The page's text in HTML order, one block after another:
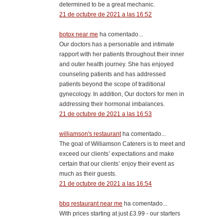
determined to be a great mechanic.
21 de octubre de 2021 a las 16:52
botox near me ha comentado...
Our doctors has a personable and intimate
rapport with her patients throughout their inner
and outer health journey. She has enjoyed
counseling patients and has addressed
patients beyond the scope of traditional
gynecology. In addition, Our doctors for men in
addressing their hormonal imbalances.
21 de octubre de 2021 a las 16:53
williamson's restaurantha comentado...
The goal of Williamson Caterers is to meet and
exceed our clients’ expectations and make
certain that our clients’ enjoy their event as
much as their guests.
21 de octubre de 2021 a las 16:54
bbq restaurant near me ha comentado...
With prices starting at just £3.99 - our starters